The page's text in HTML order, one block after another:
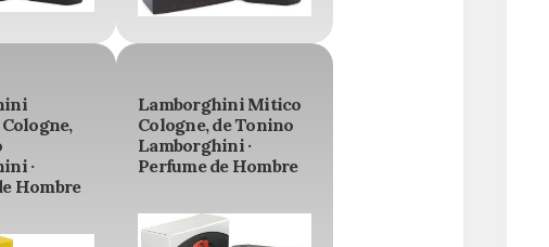
·
Hombre
Lamborghini Mitico
Cologne, de Tonino
Lamborghini ·
Perfume de Hombre